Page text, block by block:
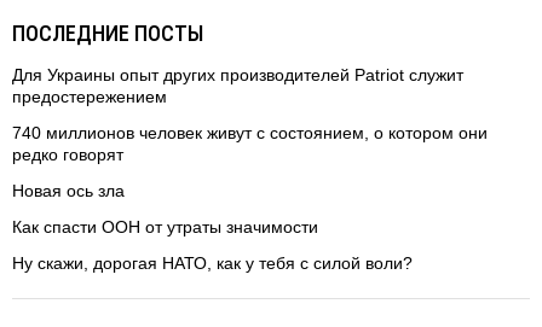
ПОСЛЕДНИЕ ПОСТЫ
Для Украины опыт других производителей Patriot служит
предостережением
740 миллионов человек живут с состоянием, о котором они
редко говорят
Новая ось зла
Как спасти ООН от утраты значимости
Ну скажи, дорогая НАТО, как у тебя с силой воли?